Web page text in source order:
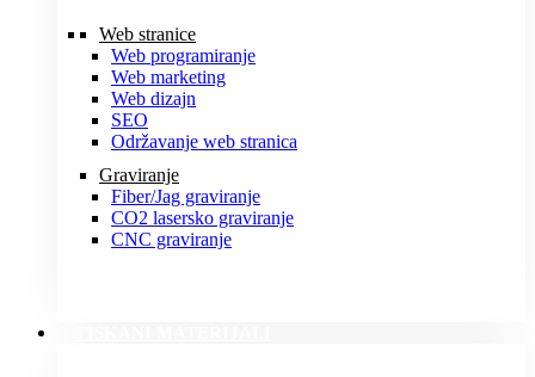
Web stranice
Web programiranje
Web marketing
Web dizajn
SEO
Održavanje web stranica
Graviranje
Fiber/Jag graviranje
CO2 lasersko graviranje
CNC graviranje